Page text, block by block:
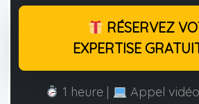
RÉSERVEZ
EXPERTISE
1 heure | Appel